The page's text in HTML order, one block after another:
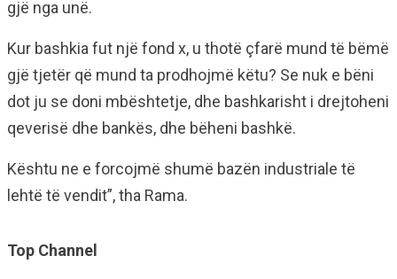
gjë nga unë.
Kur bashkia fut një fond x, u thotë çfarë mund të bëmë
gjë tjetër që mund ta prodhojmë këtu? Se nuk e bëni
dot ju se doni mbështetje, dhe bashkarisht i drejtoheni
qeverisë dhe bankës, dhe bëheni bashkë.
Kështu ne e forcojmë shumë bazën industriale të
lehtë të vendit”, tha Rama.
Top Channel